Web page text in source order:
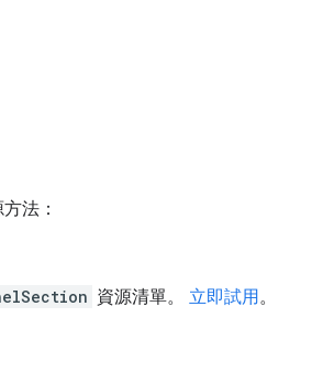
法：
資源清單。 立即試用。